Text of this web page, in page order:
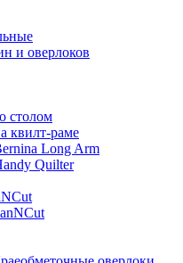
и оверлоков
столом
квилт-раме
Long Arm
Quilter